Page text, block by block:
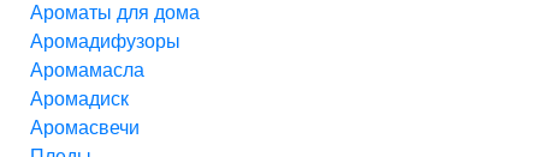
Ароматы для дома
Аромадифузоры
Аромамасла
Аромадиск
Аромасвечи